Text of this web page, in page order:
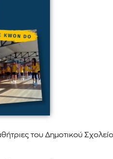
του Δημοτικού